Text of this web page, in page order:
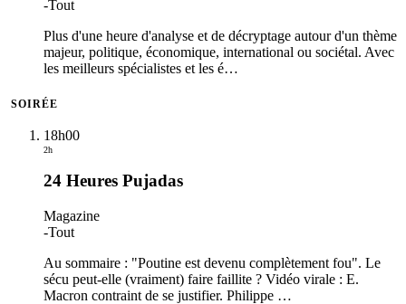
-Tout
Plus d'une heure d'analyse et de décryptage autour d'un thème
majeur, politique, économique, international ou sociétal. Avec
les meilleurs spécialistes et les é…
SOIRÉE
18h00
2h
24 Heures Pujadas
Magazine
-Tout
Au sommaire : "Poutine est devenu complètement fou". Le
sécu peut-elle (vraiment) faire faillite ? Vidéo virale : E.
Macron contraint de se justifier. Philippe …